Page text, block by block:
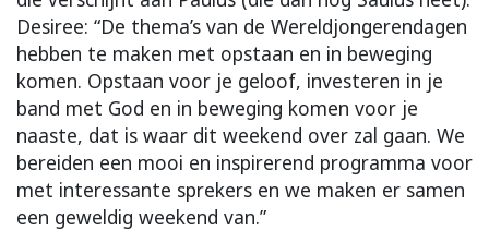
Desiree: “De thema’s van de Wereldjongerendagen
hebben te maken met opstaan en in beweging
komen. Opstaan voor je geloof, investeren in je
band met God en in beweging komen voor je
naaste, dat is waar dit weekend over zal gaan. We
bereiden een mooi en inspirerend programma voor
met interessante sprekers en we maken er samen
een geweldig weekend van.”